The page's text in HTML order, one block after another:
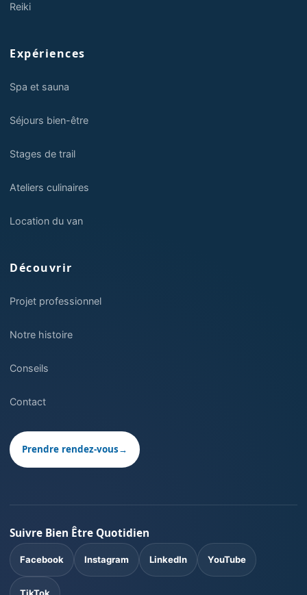
Reiki
Expériences
Spa et sauna
Séjours bien-être
Stages de trail
Ateliers culinaires
Location du van
Découvrir
Projet professionnel
Notre histoire
Conseils
Contact
Prendre rendez-vous→
Suivre Bien Être Quotidien
Facebook Instagram LinkedIn YouTube